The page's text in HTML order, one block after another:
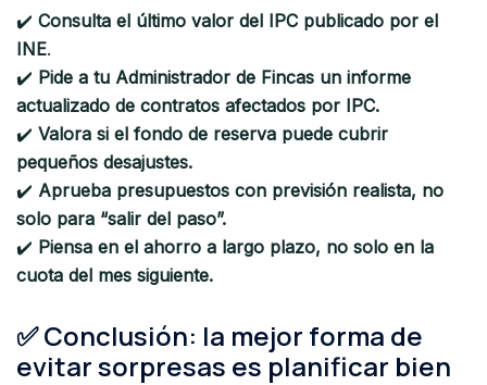
✔️ Consulta el último valor del IPC publicado por el
INE.
✔️ Pide a tu Administrador de Fincas un informe
actualizado de contratos afectados por IPC.
✔️ Valora si el fondo de reserva puede cubrir
pequeños desajustes.
✔️ Aprueba presupuestos con previsión realista, no
solo para “salir del paso”.
✔️ Piensa en el ahorro a largo plazo, no solo en la
cuota del mes siguiente.
✅ Conclusión: la mejor forma de
evitar sorpresas es planificar bien